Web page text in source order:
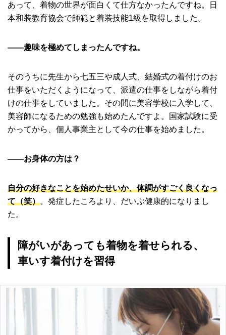
あって、着物の世界が面白くて仕方なかったんですね。日
本和装教育協会で師範と着装技能1級を取得しました。
――趣味を極めてしまったんですね。
そのうちに先生から七五三や成人式、結婚式の着付けのお
仕事をいただくようになって、派遣の仕事をしながら着付
けの仕事をしていました。その間に美容学校に入学して、
美容師になるための勉強も始めたんですよ。国家試験に受
かってから、個人事業主として今の仕事を始めました。
――お身体の方は？
自分の好きなことを始めたせいか、体調がすごく良くなっ
て（笑）。発症したころより、だいぶ健康的になりまし
た。
障がいがあっても着物を着せられる、
車いす着付けを習得